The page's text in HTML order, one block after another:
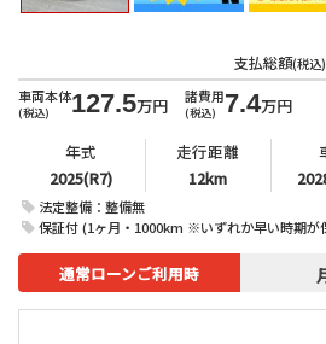
支払総額(税込
車両本体
(税込) 127.5万円 諸費用
(税込) 7.4万円
法定整備：整備無
保証付 (1ヶ月・1000km ※いずれか早い時期が
年式
2025(R7)
走行距離
12km
通常ローンご利用時